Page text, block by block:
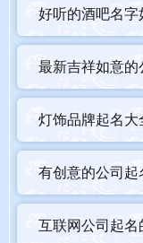
音律天、泉的读音是
朗朗上口。
字型天为上下结构，
【香清酒吧】
好听的酒吧名字
最新吉祥如意的
灯饰品牌起名大
有创意的公司起
互联网公司起名